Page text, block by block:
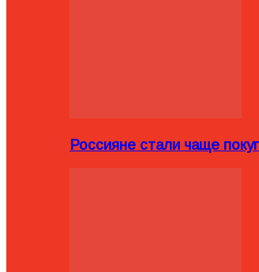
Россияне стали чаще